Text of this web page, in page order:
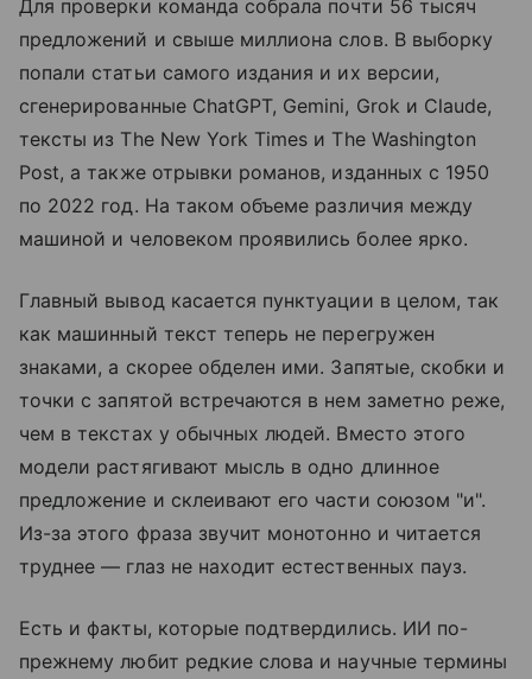
Для проверки команда собрала почти 56 тысяч
предложений и свыше миллиона слов. В выборку
попали статьи самого издания и их версии,
сгенерированные ChatGPT, Gemini, Grok и Claude,
тексты из The New York Times и The Washington
Post, а также отрывки романов, изданных с 1950
по 2022 год. На таком объеме различия между
машиной и человеком проявились более ярко.
Главный вывод касается пунктуации в целом, так
как машинный текст теперь не перегружен
знаками, а скорее обделен ими. Запятые, скобки и
точки с запятой встречаются в нем заметно реже,
чем в текстах у обычных людей. Вместо этого
модели растягивают мысль в одно длинное
предложение и склеивают его части союзом "и".
Из-за этого фраза звучит монотонно и читается
труднее — глаз не находит естественных пауз.
Есть и факты, которые подтвердились. ИИ по-
прежнему любит редкие слова и научные термины